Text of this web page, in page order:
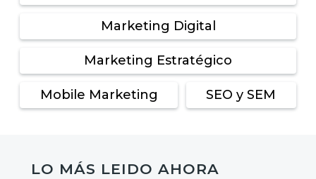
Marketing Digital
Marketing Estratégico
Mobile Marketing SEO y SEM
LO MÁS LEIDO AHORA